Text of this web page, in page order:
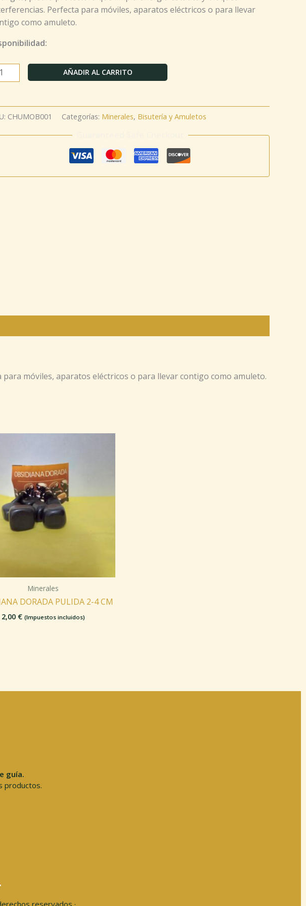
Perfecta para móviles, aparatos eléctricos o para llevar
como amuleto.
AÑADIR AL CARRITO
CHUMOB001 Categorías: Minerales, Bisutería y Amuletos
móviles, aparatos eléctricos o para llevar contigo como amuleto.
Minerales
DORADA PULIDA 2-4 CM
2,00 € (Impuestos incluidos)
guía.
productos.
reservados ·